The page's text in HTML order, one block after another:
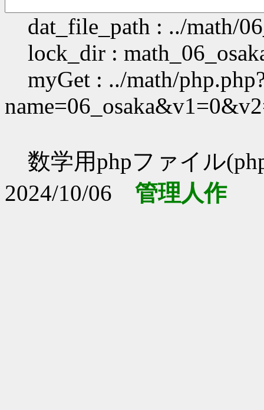
dat_file_path : ../math/
lock_dir :
myGet : ../math/
数学用phpファイル
2024/10/06 管理人作